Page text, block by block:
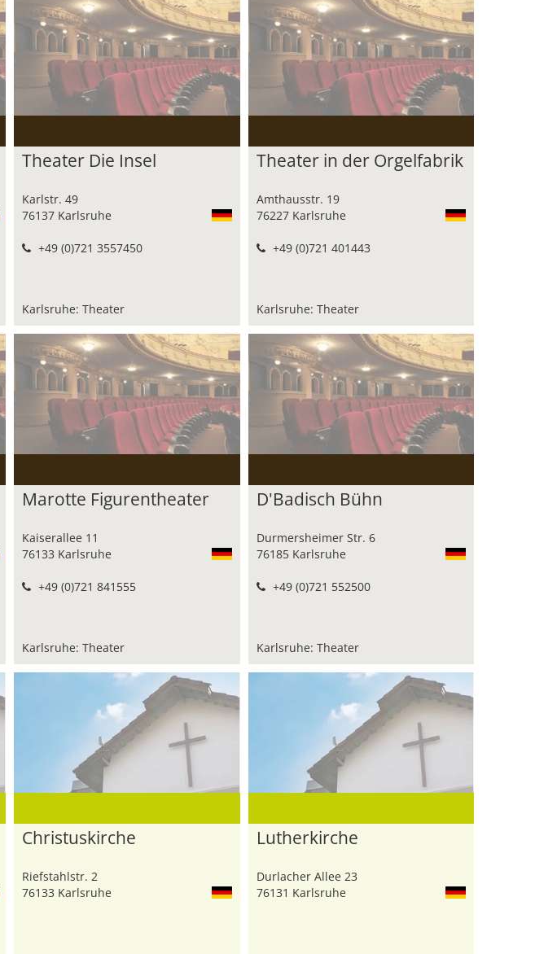
Theater Die Insel
Karlstr. 49
76137 Karlsruhe
+49 (0)721 3557450
Karlsruhe: Theater
Theater in der Orgelfabrik
Amthausstr. 19
76227 Karlsruhe
+49 (0)721 401443
Karlsruhe: Theater
Marotte Figurentheater
Kaiserallee 11
76133 Karlsruhe
+49 (0)721 841555
Karlsruhe: Theater
D'Badisch Bühn
Durmersheimer Str. 6
76185 Karlsruhe
+49 (0)721 552500
Karlsruhe: Theater
Christuskirche
Riefstahlstr. 2
76133 Karlsruhe
Lutherkirche
Durlacher Allee 23
76131 Karlsruhe